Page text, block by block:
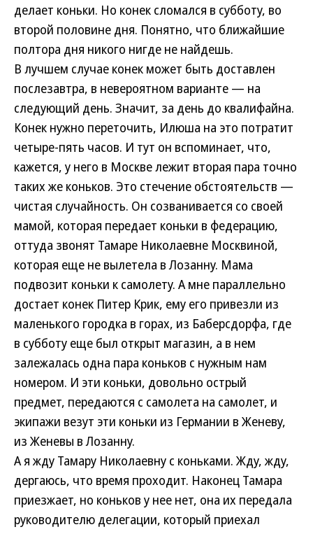
делает коньки. Но конек сломался в субботу, во
второй половине дня. Понятно, что ближайшие
полтора дня никого нигде не найдешь.
В лучшем случае конек может быть доставлен
послезавтра, в невероятном варианте — на
следующий день. Значит, за день до квалифайна.
Конек нужно переточить, Илюша на это потратит
четыре-пять часов. И тут он вспоминает, что,
кажется, у него в Москве лежит вторая пара точно
таких же коньков. Это стечение обстоятельств —
чистая случайность. Он созванивается со своей
мамой, которая передает коньки в федерацию,
оттуда звонят Тамаре Николаевне Москвиной,
которая еще не вылетела в Лозанну. Мама
подвозит коньки к самолету. А мне параллельно
достает конек Питер Крик, ему его привезли из
маленького городка в горах, из Баберсдорфа, где
в субботу еще был открыт магазин, а в нем
залежалась одна пара коньков с нужным нам
номером. И эти коньки, довольно острый
предмет, передаются с самолета на самолет, и
экипажи везут эти коньки из Германии в Женеву,
из Женевы в Лозанну.
А я жду Тамару Николаевну с коньками. Жду, жду,
дергаюсь, что время проходит. Наконец Тамара
приезжает, но коньков у нее нет, она их передала
руководителю делегации, который приехал